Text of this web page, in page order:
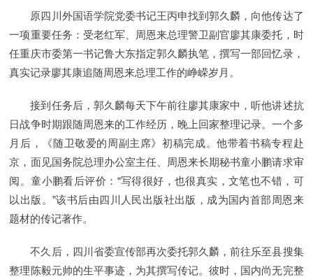
原四川外国语学院党委书记王丙申找到郭久麟，向他传达了
一项重要任务：受老红军、周恩来总理警卫副官廖其康委托，时
任重庆市委第一书记鲁大东指定郭久麟执笔，撰写一部回忆录，
真实记录廖其康追随周恩来总理工作的峥嵘岁月。
接到任务后，郭久麟每天下午前往廖其康家中，听他讲述抗
日战争时期跟随周恩来的工作经历，晚上回家整理记录。一个多
月后，《随卫敬爱的周副主席》初稿完成。他带着书稿专程赴
京，面见国务院总理办公室主任、周恩来长期秘书童小鹏请求审
阅。童小鹏看后评价：“写得很好，也很真实，文笔也不错，可
以出版。”该书后由四川人民出版社出版，成为国内首部周恩来
题材的传记著作。
不久后，四川省委宣传部再次委托郭久麟，前往乐至县搜集
整理陈毅元帅的生平事迹，为其撰写传记。彼时，国内尚无完整